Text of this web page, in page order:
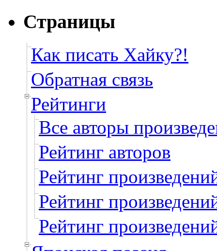
Страницы
Как писать Хайку?!
Обратная связь
Рейтинги
Все авторы
Рейтинг авторов
Рейтинг
Рейтинг
Рейтинг